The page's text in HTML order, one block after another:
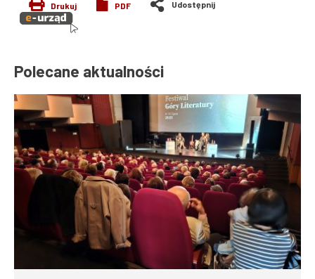
Drukuj PDF
Polecane aktualności